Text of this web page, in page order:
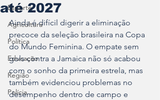
Esporte
Agricultura
Política
Educação
Região
Polícia
até 2027
Ainda é difícil digerir a eliminação
precoce da seleção brasileira na Copa
do Mundo Feminina. O empate sem
gols contra a Jamaica não só acabou
com o sonho da primeira estrela, mas
também evidenciou problemas no
desempenho dentro de campo e